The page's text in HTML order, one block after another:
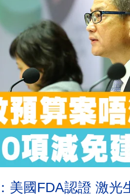
美國FDA認證 激光